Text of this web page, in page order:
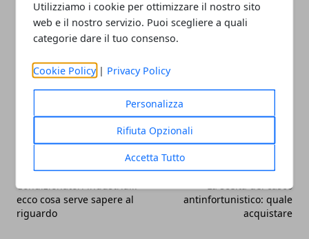
Utilizziamo i cookie per ottimizzare il nostro sito
web e il nostro servizio. Puoi scegliere a quali
categorie dare il tuo consenso.
Cookie Policy | Privacy Policy
Personalizza
Rifiuta Opzionali
Accetta Tutto
Facebook
TwitterWhatsapp
Articolo Precedente
Condizionatori industriali:
ecco cosa serve sapere al
riguardo
Articolo Successivo
La scelta del casco
antinfortunistico: quale
acquistare